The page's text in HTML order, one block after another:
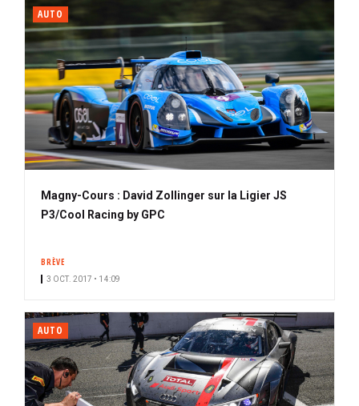
AUTO
Magny-Cours : David Zollinger sur la Ligier JS
P3/Cool Racing by GPC
BRÈVE
3 OCT. 2017 • 14:09
AUTO